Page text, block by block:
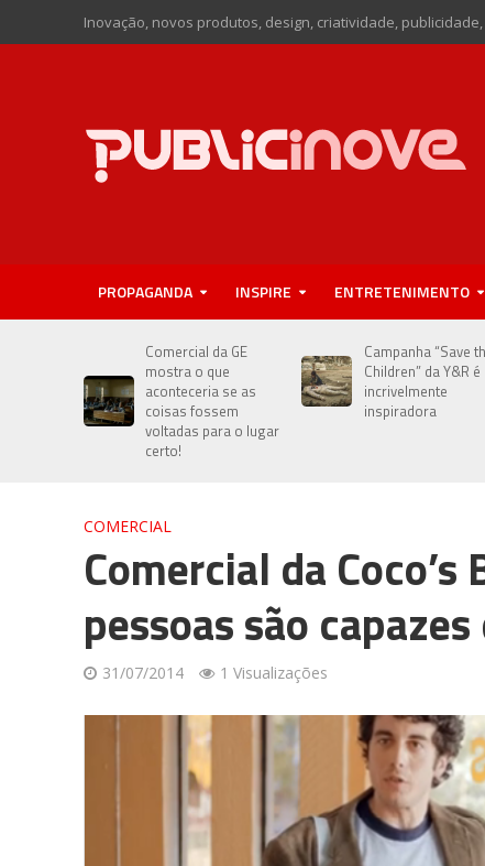
Inovação, novos produtos, design, criatividade,
PROPAGANDA INSPIRE ENTRETENIMENTO
Comercial da GE
mostra o que
aconteceria se as
coisas fossem
voltadas para o lugar
certo!
Campanha “Save
Children” da Y&R é
incrivelmente
inspiradora
COMERCIAL
Comercial da
pessoas são
31/07/2014 1 Visualizações